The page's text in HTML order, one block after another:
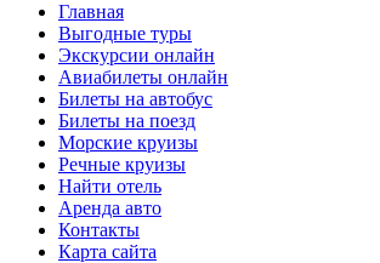
Главная
Выгодные туры
Экскурсии онлайн
Авиабилеты онлайн
Билеты на автобус
Билеты на поезд
Морские круизы
Речные круизы
Найти отель
Аренда авто
Контакты
Карта сайта